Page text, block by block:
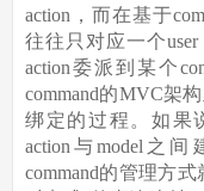
action，而在基于
往往只对应一个
action委派到某个
command的MVC架
绑定的过程。如果
action与model之
command的管理方式